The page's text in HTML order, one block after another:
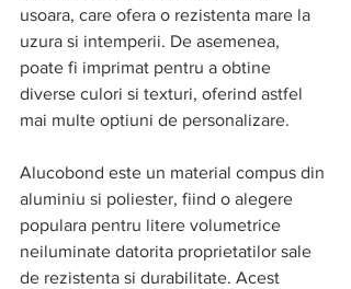
usoara, care ofera o rezistenta mare la
uzura si intemperii. De asemenea,
poate fi imprimat pentru a obtine
diverse culori si texturi, oferind astfel
mai multe optiuni de personalizare.
Alucobond este un material compus din
aluminiu si poliester, fiind o alegere
populara pentru litere volumetrice
neiluminate datorita proprietatilor sale
de rezistenta si durabilitate. Acest